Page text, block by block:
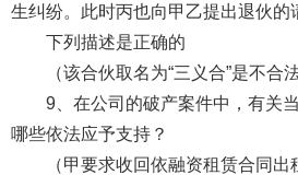
生纠纷。此时丙也向甲乙提出退伙的
下列描述是正确的
（该合伙取名为“三义合”是不合
9、在公司的破产案件中，有关
哪些依法应予支持？
（甲要求收回依融资租赁合同出